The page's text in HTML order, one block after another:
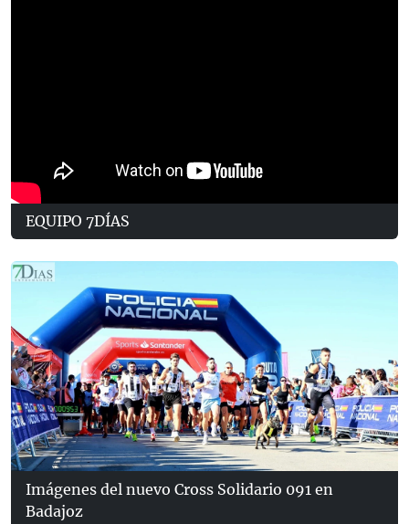
EQUIPO 7DÍAS
Imágenes del nuevo Cross Solidario 091 en
Badajoz